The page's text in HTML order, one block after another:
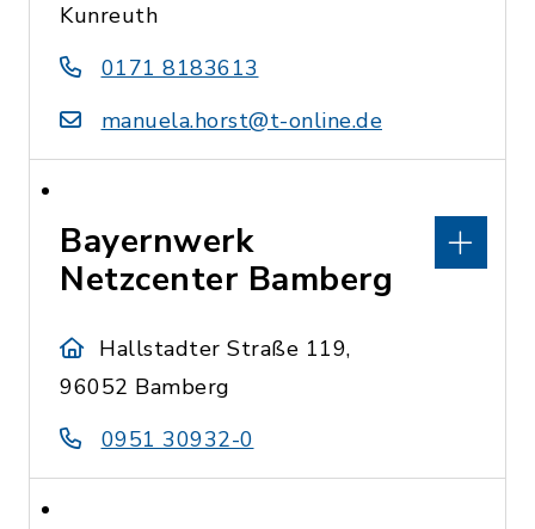
Kunreuth
0171 8183613
manuela.horst@t-online.de
Bayernwerk
Netzcenter Bamberg
Hallstadter Straße 119,
96052 Bamberg
0951 30932-0